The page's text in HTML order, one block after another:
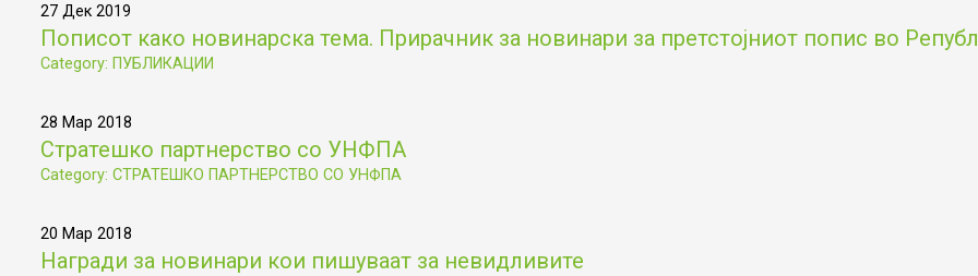
27 Дек 2019
Пописот како новинарска тема. Прирачник за новинари за претстојниот попис во
Category: ПУБЛИКАЦИИ
28 Мар 2018
Стратешко партнерство со УНФПА
Category: СТРАТЕШКО ПАРТНЕРСТВО СО УНФПА
20 Мар 2018
Награди за новинари кои пишуваат за невидливите